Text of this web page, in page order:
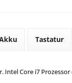
Tastatur
Core i7